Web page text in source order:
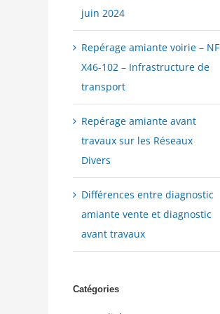
juin 2024
Repérage amiante voirie – NF
X46-102 – Infrastructure de
transport
Repérage amiante avant
travaux sur les Réseaux
Divers
Différences entre diagnostic
amiante vente et diagnostic
avant travaux
Catégories